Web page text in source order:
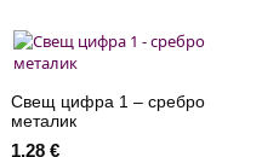
сребро
металик
Свещ цифра 1 – сребро
металик
1,28 €